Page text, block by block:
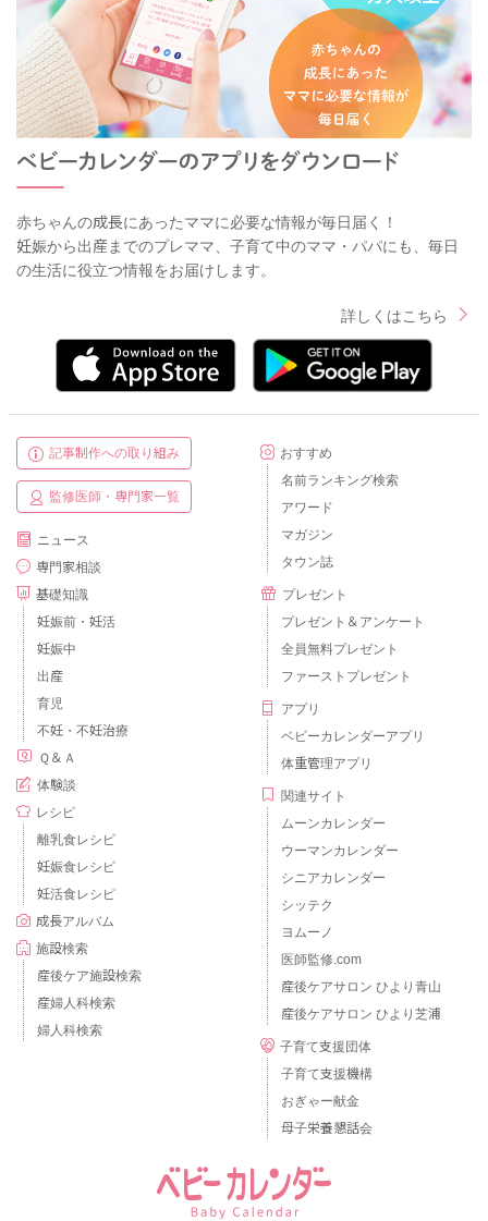
赤ちゃんの成長にあったママに必要な情報が毎日届く！
妊娠から出産までのプレママ、子育て中のママ・パパにも、毎日
の生活に役立つ情報をお届けします。
詳しくはこちら
記事制作への取り組み
監修医師・専門家一覧
ニュース
専門家相談
基礎知識
妊娠前・妊活
妊娠中
出産
育児
不妊・不妊治療
Ｑ＆Ａ
体験談
レシピ
離乳食レシピ
妊娠食レシピ
妊活食レシピ
成長アルバム
施設検索
産後ケア施設検索
産婦人科検索
婦人科検索
おすすめ
名前ランキング検索
アワード
マガジン
タウン誌
プレゼント
プレゼント＆アンケート
全員無料プレゼント
ファーストプレゼント
アプリ
ベビーカレンダーアプリ
体重管理アプリ
関連サイト
ムーンカレンダー
ウーマンカレンダー
シニアカレンダー
シッテク
ヨムーノ
医師監修.com
産後ケアサロン ひより青山
産後ケアサロン ひより芝浦
子育て支援団体
子育て支援機構
おぎゃー献金
母子栄養懇話会